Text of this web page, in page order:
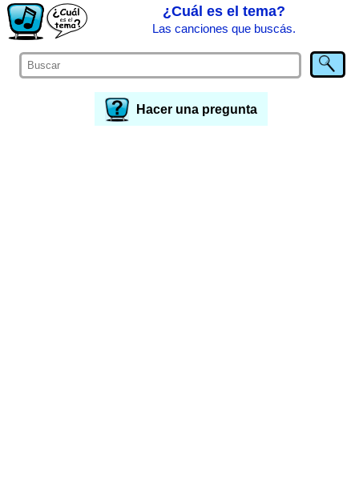
¿Cuál es el tema?
Las canciones que buscás.
Hacer una pregunta